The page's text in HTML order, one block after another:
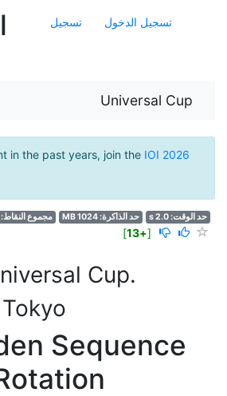
تسجيل الدخول تسجيل
Universal Cup
in the past years, join the IOI 2026
حد الوقت: 2.0 s حد الذاكرة: 1024 MB مجموع النقاط: 100
[
+13
]
Cup.
Sequence